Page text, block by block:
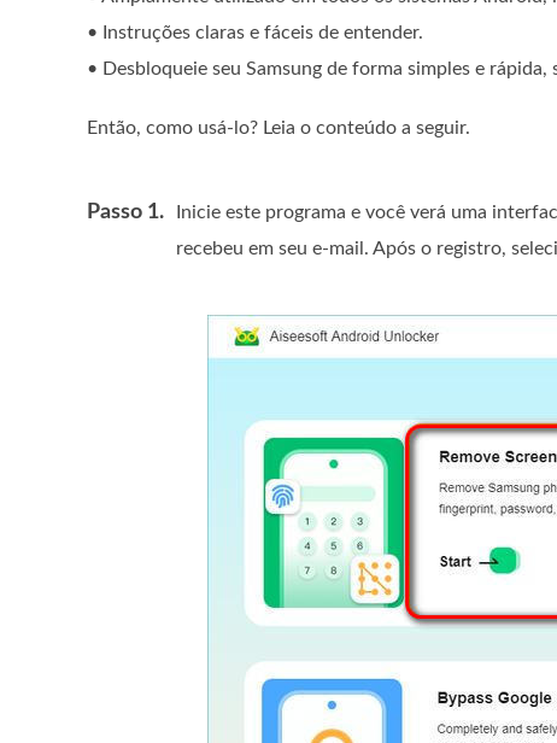
• Instruções claras e fáceis de entender.
• Desbloqueie seu Samsung de forma simples e
Então, como usá-lo? Leia o conteúdo a seguir.
Passo 1.
Inicie este programa e você verá uma
recebeu em seu e-mail. Após o registro,